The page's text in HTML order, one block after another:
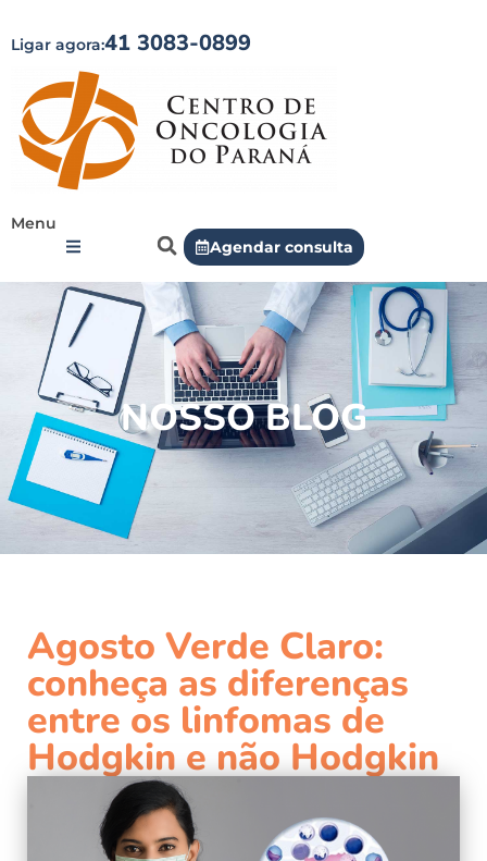
Ligar agora:41 3083-0899
Menu
Agendar consulta
NOSSO BLOG
Agosto Verde Claro:
conheça as diferenças
entre os linfomas de
Hodgkin e não Hodgkin